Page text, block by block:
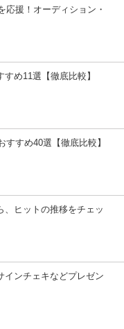
応援！オーディション・
め11選【徹底比較】
すめ40選【徹底比較】
、ヒットの推移をチェッ
インチェキなどプレゼン